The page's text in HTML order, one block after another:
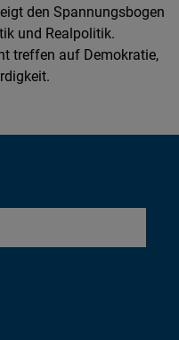
den Spannungsbogen
und Realpolitik.
treffen auf Demokratie,